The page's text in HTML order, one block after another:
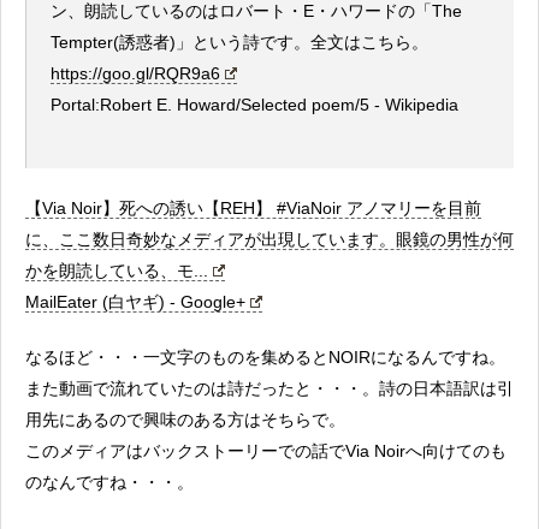
ン、朗読しているのはロバート・E・ハワードの「The
Tempter(誘惑者)」という詩です。全文はこちら。
https://goo.gl/RQR9a6
Portal:Robert E. Howard/Selected poem/5 - Wikipedia
【Via Noir】死への誘い【REH】 #ViaNoir アノマリーを目前
に、ここ数日奇妙なメディアが出現しています。眼鏡の男性が何
かを朗読している、モ...
MailEater (白ヤギ) - Google+
なるほど・・・一文字のものを集めるとNOIRになるんですね。
また動画で流れていたのは詩だったと・・・。詩の日本語訳は引
用先にあるので興味のある方はそちらで。
このメディアはバックストーリーでの話でVia Noirへ向けてのも
のなんですね・・・。